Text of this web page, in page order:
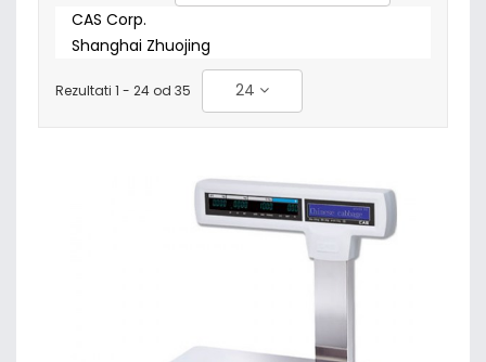
CAS Corp.
Shanghai Zhuojing
Rezultati 1 - 24 od 35 24